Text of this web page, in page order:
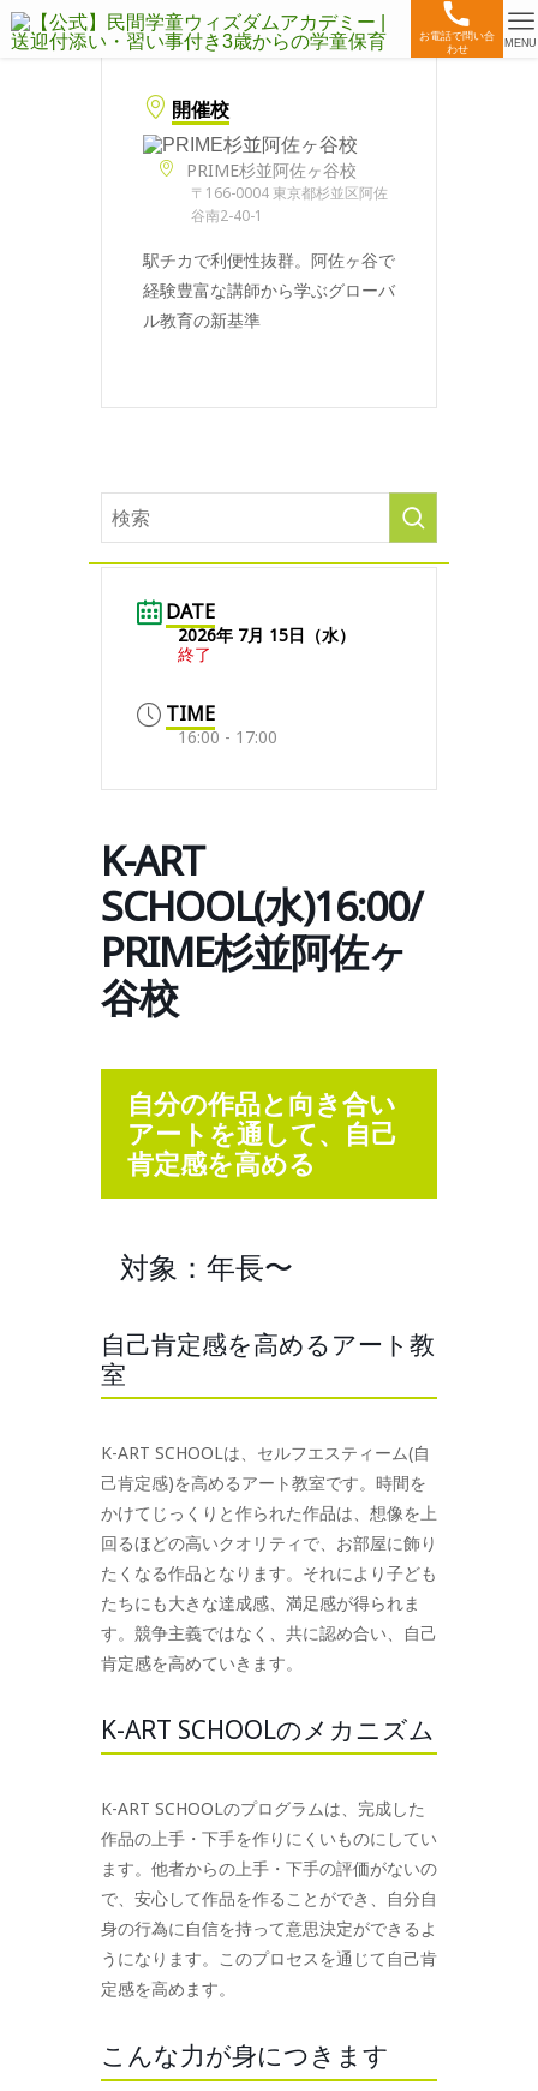
お電話で問い合
わせ
MENU
開催校
PRIME杉並阿佐ヶ谷校
〒166-0004 東京都杉並区阿佐
谷南2-40-1
駅チカで利便性抜群。阿佐ヶ谷で
経験豊富な講師から学ぶグローバ
ル教育の新基準
DATE
2026年 7月 15日（水）
終了
TIME
16:00 - 17:00
K-ART
SCHOOL(水)16:00/
PRIME杉並阿佐ヶ
谷校
自分の作品と向き合い
アートを通して、自己
肯定感を高める
対象：年長〜
自己肯定感を高めるアート教
室
K-ART SCHOOLは、セルフエスティーム(自
己肯定感)を高めるアート教室です。時間を
かけてじっくりと作られた作品は、想像を上
回るほどの高いクオリティで、お部屋に飾り
たくなる作品となります。それにより子ども
たちにも大きな達成感、満足感が得られま
す。競争主義ではなく、共に認め合い、自己
肯定感を高めていきます。
K-ART SCHOOLのメカニズム
K-ART SCHOOLのプログラムは、完成した
作品の上手・下手を作りにくいものにしてい
ます。他者からの上手・下手の評価がないの
で、安心して作品を作ることができ、自分自
身の行為に自信を持って意思決定ができるよ
うになります。このプロセスを通じて自己肯
定感を高めます。
こんな力が身につきます